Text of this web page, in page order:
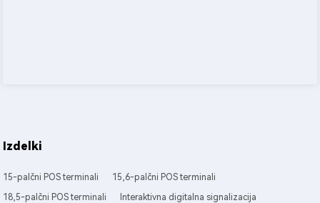
Izdelki
15-palčni POS terminali
15,6-palčni POS terminali
18,5-palčni POS terminali
Interaktivna digitalna signalizacija